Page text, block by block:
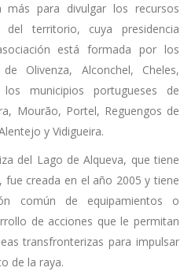
más para divulgar los recursos
del territorio, cuya presidencia
está formada por los
Olivenza, Alconchel, Cheles,
municipios portugueses de
Mourão, Portel, Reguengos de
y Vidigueira.
del Lago de Alqueva, que tiene
fue creada en el año 2005 y tiene
común de equipamientos o
de acciones que le permitan
transfronterizas para impulsar
de la raya.